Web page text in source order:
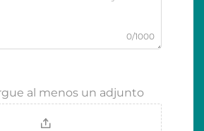
0/1000
al menos un adjunto